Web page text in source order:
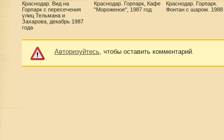
Краснодар. Вид на
Горпарк с пересечения
улиц Тельмана и
Захарова, декабрь 1987
года
Краснодар. Горпарк, Кафе
"Мороженое", 1987 год
Краснодар. Горпарк.
Фонтан с шаром. 1988
Авторизуйтесь, чтобы оставить комментарий.